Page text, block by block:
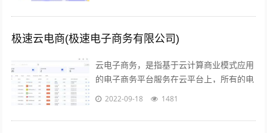
极速云电商(极速电子商务有限公司)
云电子商务，是指基于云计算商业模式应用
的电子商务平台服务在云平台上，所有的电
子商务供应商，代理商，策划服务商，制作
2022-09-18 1481